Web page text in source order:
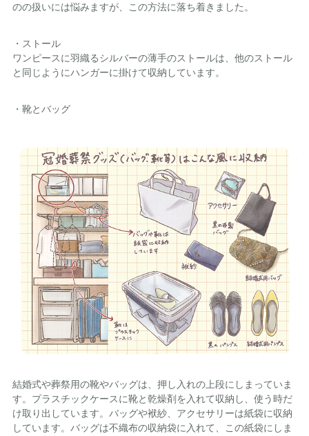
のの扱いには悩みますが、この方法に落ち着きました。
・ストール
ワンピースに羽織るシルバーの薄手のストールは、他のストール
と同じようにハンガーに掛けて収納しています。
・靴とバッグ
結婚式や葬祭用の靴やバッグは、押し入れの上段にしまっていま
す。プラスチックケースに靴と乾燥剤を入れて収納し、使う時だ
け取り出しています。バッグや袱紗、アクセサリーは紙袋に収納
しています。バッグは不織布の収納袋に入れて、この紙袋にしま